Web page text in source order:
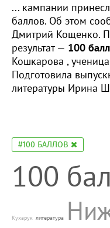
... кампании
баллов. Об этом
Дмитрий Кощенко.
результат — 100
Кошкарова ,
Подготовила
литературы Ирина
#100 БАЛЛОВ
100
Кухарук литература